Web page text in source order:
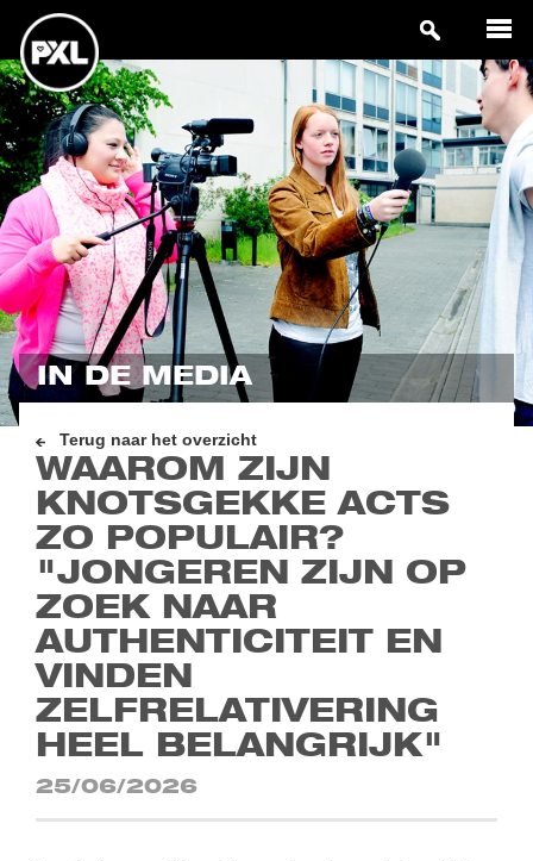
IN DE MEDIA
Terug naar het overzicht
WAAROM ZIJN
KNOTSGEKKE ACTS
ZO POPULAIR?
"JONGEREN ZIJN OP
ZOEK NAAR
AUTHENTICITEIT EN
VINDEN
ZELFRELATIVERING
HEEL BELANGRIJK"
25/06/2026